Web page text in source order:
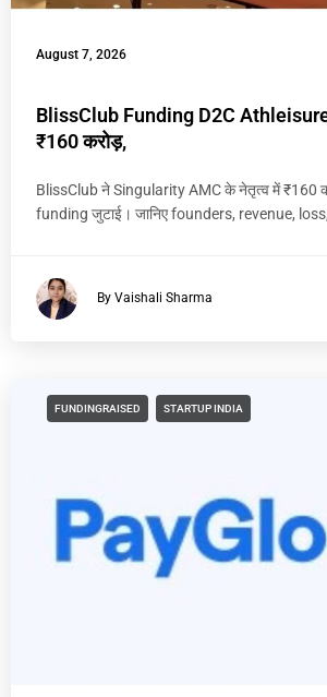
August 7, 2026
BlissClub Funding D2C
₹160 करोड़,
BlissClub ने Singularity AMC के नेतृत्व में ₹160
funding जुटाई। जानिए founders, revenue,
By Vaishali Sharma
FUNDINGRAISED STARTUP INDIA